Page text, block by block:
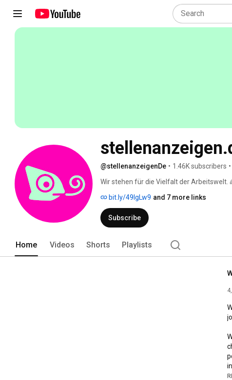
@stellenanzeigenDe • 1.46K subscribers •
Wir stehen für die Vielfalt der Arbeitswelt.
um jeden Einzelnen persönlich, es geht
bit.ly/49lgLw9 and 7 more links
Subscribe
Home Videos Shorts Playlists